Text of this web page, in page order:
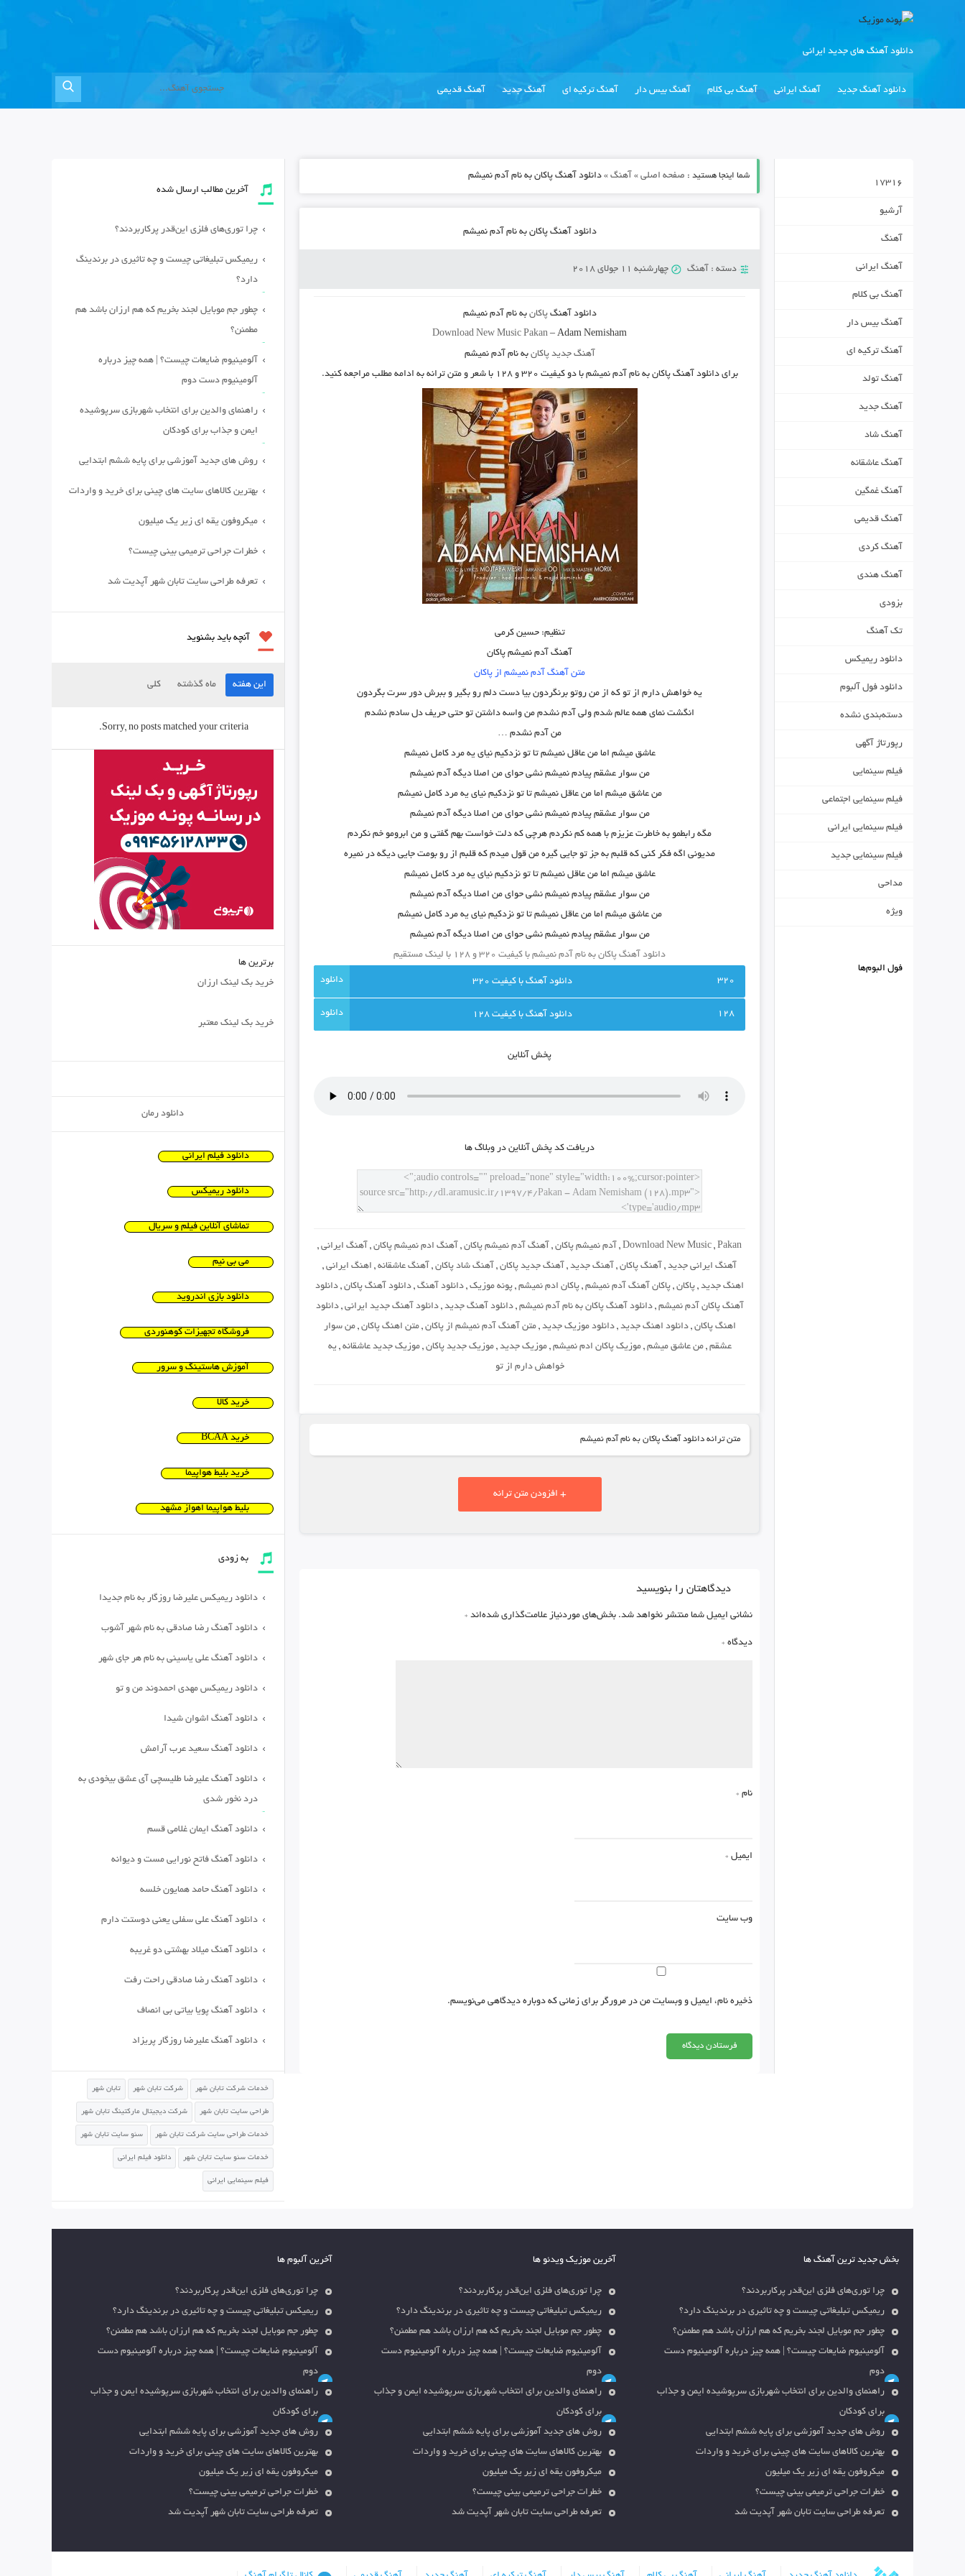
دانلود آهنگ های جدید ایرانی
دانلود آهنگ جدید آهنگ ایرانی آهنگ بی کلام آهنگ بیس دار آهنگ ترکیه ای آهنگ جدید آهنگ قدیمی
شما اینجا هستید : صفحه اصلی» آهنگ» دانلود آهنگ پاکان به نام آدم نمیشم
دانلود آهنگ پاکان به نام آدم نمیشم
دسته : آهنگ چهارشنبه 11 جولای 2018
دانلود آهنگپاکان به نام آدم نمیشم
Download New Music Pakan –Adam Nemisham
آهنگ جدید پاکان به نام آدم نمیشم
برای دانلود آهنگپاکان به نام آدم نمیشم با دو کیفیت ۳۲۰ و ۱۲۸ با شعر و متن ترانه به ادامه مطلب مراجعه کنید.
تنظیم: حسین کرمی
آهنگ آدم نمیشم پاکان
متن آهنگ آدم نمیشم از پاکان
یه خواهش دارم از تو که از من روتو برنگردون بیا دست دلم رو بگیر و ببرش دور سرت بگردون
انگشت نمای همه عالم شدم ولی آدم نشدم من واسه داشتن تو حتی حریف دل سادم نشدم
من آدم نشدم …
عاشق میشم اما من عاقل نمیشم تا تو نزدکیم نیای یه مرد کامل نمیشم
من سوار عشقم پیادم نمیشم نشی حوای من اصلا دیگه آدم نمیشم
من عاشق میشم اما من عاقل نمیشم تا تو نزدکیم نیای یه مرد کامل نمیشم
من سوار عشقم پیادم نمیشم نشی حوای من اصلا دیگه آدم نمیشم
مگه رابطمو به خاطرت عزیزم با همه کم نکردم هرچی که دلت خواست بهم گفتی و من ابرومو خم نکردم
مدیونی اگه فکر کنی که قلبم به جز تو جایی گیره من قول میدم که قلبم از رو بومت جایی دیگه در نمیره
عاشق میشم اما من عاقل نمیشم تا تو نزدکیم نیای یه مرد کامل نمیشم
من سوار عشقم پیادم نمیشم نشی حوای من اصلا دیگه آدم نمیشم
من عاشق میشم اما من عاقل نمیشم تا تو نزدکیم نیای یه مرد کامل نمیشم
من سوار عشقم پیادم نمیشم نشی حوای من اصلا دیگه آدم نمیشم
دانلود آهنگ پاکان به نام آدم نمیشم با کیفیت ۳۲۰ و ۱۲۸ با لینک مستقیم
320 دانلود آهنگ با کيفيت 320
128 دانلود آهنگ با کيفيت 128
پخش آنلاين
دريافت کد پخش آنلاين در وبلاگ ها
Download New Music ,Pakan
, آدم نمیشم پاکان, آهنگ آدم نمیشم پاکان, آهنگ ادم نمیشم پاکان, آهنگ ایرانی,
آهنگ ایرانی جدید, آهنگ پاکان, آهنگ جدید, آهنگ جدید پاکان, آهنگ شاد پاکان, آهنگ عاشقانه, اهنگ ایرانی,
اهنگ جدید, پاکان, پاکان آهنگ آدم نمیشم, پاکان ادم نمیشم, پونه موزیک, دانلود آهنگ, دانلود آهنگ پاکان, دانلود
آهنگ پاکان آدم نمیشم ,دانلود آهنگ پاکان به نام آدم نمیشم ,دانلود آهنگ جدید ,دانلود آهنگ جدید ایرانی ,دانلود
اهنگ پاکان ,دانلود اهنگ جدید ,دانلود موزیک جدید ,متن آهنگ آدم نمیشم از پاکان ,متن اهنگ پاکان ,من سوار
عشقم ,من عاشق میشم ,موزیک پاکان ادم نمیشم ,موزیک جدید ,موزیک جدید پاکان ,موزیک جدید عاشقانه , یه
خواهش دارم از تو
متن ترانه دانلود آهنگ پاکان به نام آدم نمیشم
+ افزودن متن ترانه
دیدگاهتان را بنویسید
نشانی ایمیل شما منتشر نخواهد شد. بخش‌های موردنیاز علامت‌گذاری شده‌اند *
دیدگاه *
نام *
ایمیل *
وب‌ سایت
ذخیره نام، ایمیل و وبسایت من در مرورگر برای زمانی که دوباره دیدگاهی می‌نویسم.
17316
آرشیو
آهنگ
آهنگ ایرانی
آهنگ بی کلام
آهنگ بیس دار
آهنگ ترکیه ای
آهنگ تولد
آهنگ جدید
آهنگ شاد
آهنگ عاشقانه
آهنگ غمگین
آهنگ قدیمی
آهنگ کردی
آهنگ هندی
بزودی
تک آهنگ
دانلود ریمیکس
دانلود فول آلبوم
دسته‌بندی نشده
رپورتاژ آگهی
فیلم سینمایی
فیلم سینمایی اجتماعی
فیلم سینمایی ایرانی
فیلم سینمایی جدید
مداحی
ویژه
فول البوم‌ها
آخرین مطالب ارسال شده
چرا توری‌های فلزی این‌قدر پرکاربردند؟
ریمیکس تبلیغاتی چیست و چه تاثیری در برندینگ
دارد؟
چطور جم موبایل لجند بخریم که هم ارزان باشد هم
مطمئن؟
آلومینیوم ضایعات چیست؟ | همه چیز درباره
آلومینیوم دست دوم
راهنمای والدین برای انتخاب شهربازی سرپوشیده
ایمن و جذاب برای کودکان
روش های جدید آموزشی برای پایه ششم ابتدایی
بهترین کالاهای سایت های چینی برای خرید و واردات
میکروفون یقه ای زیر یک میلیون
خطرات جراحی ترمیمی بینی چیست؟
تعرفه طراحی سایت تابان شهر آپدیت شد
آنچه باید بشنوید
این هفته ماه گذشته کلی
Sorry, no posts matched your criteria.
برترین ها
خرید بک لینک ارزان
خرید بک لینک معتبر
دانلود رمان
دانلود فیلم ایرانی
دانلود ریمیکس
تماشای آنلاین فیلم و سریال
می بی نیم
دانلود بازی اندروید
فروشگاه تجهیزات کوهنوردی
آموزش هاستینگ و سرور
خرید کالا
خرید BCAA
خرید بلیط هواپیما
بلیط هواپیما اهواز مشهد
به زودی
دانلود ریمیکس علیرضا روزگار به نام جدیدا
دانلود آهنگ رضا صادقی به نام شهر آشوب
دانلود آهنگ علی یاسینی به نام هر جای شهر
دانلود ریمیکس مهدی احمدوند من و تو
دانلود آهنگ اشوان شیدا
دانلود آهنگ سعید عرب آرامش
دانلود آهنگ علیرضا طلیسچی آی عشق بیخودی به
درد نخور شدی
دانلود آهنگ ایمان غلامی قسم
دانلود آهنگ فاتح نورایی مست و دیوانه
دانلود آهنگ حامد همایون خلسه
دانلود آهنگ علی سفلی یعنی دوستت دارم
دانلود آهنگ میلاد بهشتی دو غریبه
دانلود آهنگ رضا صادقی راحت رفت
دانلود آهنگ پویا بیاتی بی انصاف
دانلود آهنگ علیرضا روزگار پریزاد
خدمات شرکت تابان شهر شرکت تابان شهر تابان شهر
طراحی سایت تابان شهر شرکت دیجیتال مارکتینگ تابان شهر
خدمات طراحی سایت شرکت تابان شهر سئو سایت تابان شهر
خدمات سئو سایت تابان شهر دانلود فیلم ایرانی
فیلم سینمایی ایرانی
بخش جدید ترین آهنگ ها
چرا توری‌های فلزی این‌قدر پرکاربردند؟
ریمیکس تبلیغاتی چیست و چه تاثیری در برندینگ دارد؟
چطور جم موبایل لجند بخریم که هم ارزان باشد هم مطمئن؟
آلومینیوم ضایعات چیست؟ | همه چیز درباره آلومینیوم دست
دوم
راهنمای والدین برای انتخاب شهربازی سرپوشیده ایمن و جذاب
برای کودکان
روش های جدید آموزشی برای پایه ششم ابتدایی
بهترین کالاهای سایت های چینی برای خرید و واردات
میکروفون یقه ای زیر یک میلیون
خطرات جراحی ترمیمی بینی چیست؟
تعرفه طراحی سایت تابان شهر آپدیت شد
آخرین موزیک ویدئو ها
چرا توری‌های فلزی این‌قدر پرکاربردند؟
ریمیکس تبلیغاتی چیست و چه تاثیری در برندینگ دارد؟
چطور جم موبایل لجند بخریم که هم ارزان باشد هم مطمئن؟
آلومینیوم ضایعات چیست؟ | همه چیز درباره آلومینیوم دست
دوم
راهنمای والدین برای انتخاب شهربازی سرپوشیده ایمن و جذاب
برای کودکان
روش های جدید آموزشی برای پایه ششم ابتدایی
بهترین کالاهای سایت های چینی برای خرید و واردات
میکروفون یقه ای زیر یک میلیون
خطرات جراحی ترمیمی بینی چیست؟
تعرفه طراحی سایت تابان شهر آپدیت شد
آخرین آلبوم ها
چرا توری‌های فلزی این‌قدر پرکاربردند؟
ریمیکس تبلیغاتی چیست و چه تاثیری در برندینگ دارد؟
چطور جم موبایل لجند بخریم که هم ارزان باشد هم مطمئن؟
آلومینیوم ضایعات چیست؟ | همه چیز درباره آلومینیوم دست
دوم
راهنمای والدین برای انتخاب شهربازی سرپوشیده ایمن و جذاب
برای کودکان
روش های جدید آموزشی برای پایه ششم ابتدایی
بهترین کالاهای سایت های چینی برای خرید و واردات
میکروفون یقه ای زیر یک میلیون
خطرات جراحی ترمیمی بینی چیست؟
تعرفه طراحی سایت تابان شهر آپدیت شد